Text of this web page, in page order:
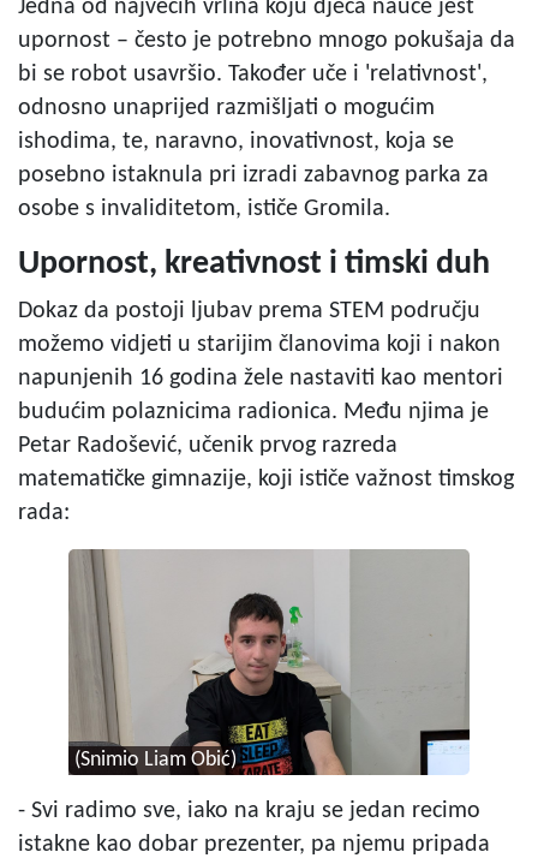
Jedna od najvećih vrlina koju djeca nauče jest
upornost – često je potrebno mnogo pokušaja da
bi se robot usavršio. Također uče i 'relativnost',
odnosno unaprijed razmišljati o mogućim
ishodima, te, naravno, inovativnost, koja se
posebno istaknula pri izradi zabavnog parka za
osobe s invaliditetom, ističe Gromila.
Upornost, kreativnost i timski duh
Dokaz da postoji ljubav prema STEM području
možemo vidjeti u starijim članovima koji i nakon
napunjenih 16 godina žele nastaviti kao mentori
budućim polaznicima radionica. Među njima je
Petar Radošević, učenik prvog razreda
matematičke gimnazije, koji ističe važnost timskog
rada:
(Snimio Liam Obić)
- Svi radimo sve, iako na kraju se jedan recimo
istakne kao dobar prezenter, pa njemu pripada